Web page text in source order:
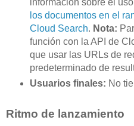
información sobre el
los documentos en el
Cloud Search. Nota:
función con la API de
que usar las URLs de
predeterminado de
Usuarios finales: No
Ritmo de lanzamiento